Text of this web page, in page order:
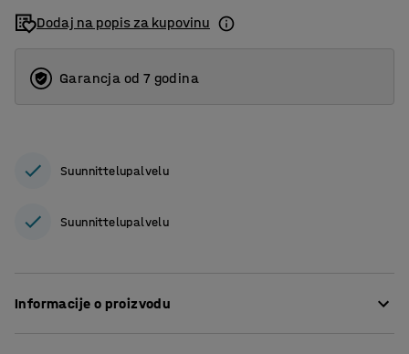
Dodaj na popis za kupovinu
Garancja od 7 godina
Suunnittelupalvelu
Suunnittelupalvelu
Informacije o proizvodu